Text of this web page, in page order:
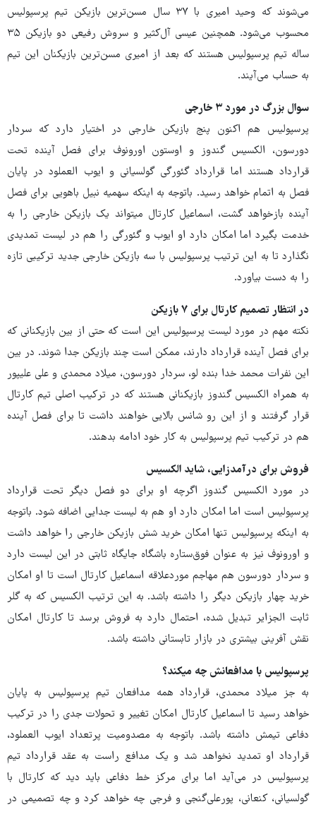
می‌شوند که وحید امیری با ۳۷ سال مسن‌ترین بازیکن تیم پرسپولیس
محسوب می‌شود. همچنین عیسی آل‌کثیر و سروش رفیعی دو بازیکن ۳۵
ساله تیم پرسپولیس هستند که بعد از امیری مسن‌ترین بازیکنان این تیم
به حساب می‌آیند.
سوال بزرگ در مورد ۳ خارجی
پرسپولیس هم اکنون پنج بازیکن خارجی در اختیار دارد که سردار
دورسون، الکسیس گندوز و اوستون اورونوف برای فصل آینده تحت
قرارداد هستند اما قرارداد گئورگی گولسیانی و ایوب العملود در پایان
فصل به اتمام خواهد رسید. باتوجه به اینکه سهمیه نبیل باهویی برای فصل
آینده بازخواهد گشت، اسماعیل کارتال میتواند یک بازیکن خارجی را به
خدمت بگیرد اما امکان دارد او ایوب و گئورگی را هم در لیست تمدیدی
نگذارد تا به این ترتیب پرسپولیس با سه بازیکن خارجی جدید ترکیبی تازه
را به دست بیاورد.
در انتظار تصمیم کارتال برای ۷ بازیکن
نکته مهم در مورد لیست پرسپولیس این است که حتی از بین بازیکنانی که
برای فصل آینده قرارداد دارند، ممکن است چند بازیکن جدا شوند. در بین
این نفرات محمد خدا بنده لو، سردار دورسون، میلاد محمدی و علی علیپور
به همراه الکسیس گندوز بازیکنانی هستند که در ترکیب اصلی تیم کارتال
قرار گرفتند و از این رو شانس بالایی خواهند داشت تا برای فصل آینده
هم در ترکیب تیم پرسپولیس به کار خود ادامه بدهند.
فروش برای درآمدزایی، شاید الکسیس
در مورد الکسیس گندوز اگرچه او برای دو فصل دیگر تحت قرارداد
پرسپولیس است اما امکان دارد او هم به لیست جدایی اضافه شود. باتوجه
به اینکه پرسپولیس تنها امکان خرید شش بازیکن خارجی را خواهد داشت
و اورونوف نیز به عنوان فوق‌ستاره باشگاه جایگاه ثابتی در این لیست دارد
و سردار دورسون هم مهاجم موردعلاقه اسماعیل کارتال است تا او امکان
خرید چهار بازیکن دیگر را داشته باشد. به این ترتیب الکسیس که به گلر
ثابت الجزایر تبدیل شده، احتمال دارد به فروش برسد تا کارتال امکان
نقش آفرینی بیشتری در بازار تابستانی داشته باشد.
پرسپولیس با مدافعانش چه میکند؟
به جز میلاد محمدی، قرارداد همه مدافعان تیم پرسپولیس به پایان
خواهد رسید تا اسماعیل کارتال امکان تغییر و تحولات جدی را در ترکیب
دفاعی تیمش داشته باشد. باتوجه به مصدومیت پرتعداد ایوب العملود،
قرارداد او تمدید نخواهد شد و یک مدافع راست به عقد قرارداد تیم
پرسپولیس در می‌آید اما برای مرکز خط دفاعی باید دید که کارتال با
گولسیانی، کنعانی، پورعلی‌گنجی و فرجی چه خواهد کرد و چه تصمیمی در